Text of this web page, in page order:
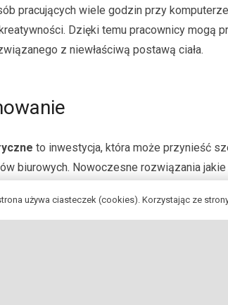
pracujących wiele godzin przy
Dzięki temu pracownicy mogą
z niewłaściwą postawą ciała.
to inwestycja, która może przynieść
biurowych. Nowoczesne rozwiązania
zmiany pozycji roboczej to tylko
używa ciasteczek (cookies). Korzystając ze